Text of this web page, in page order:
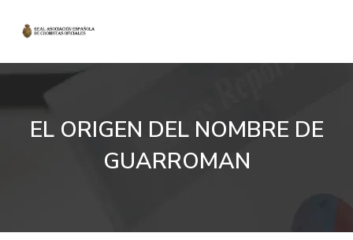
EL ORIGEN DEL NOMBRE DE
GUARROMAN